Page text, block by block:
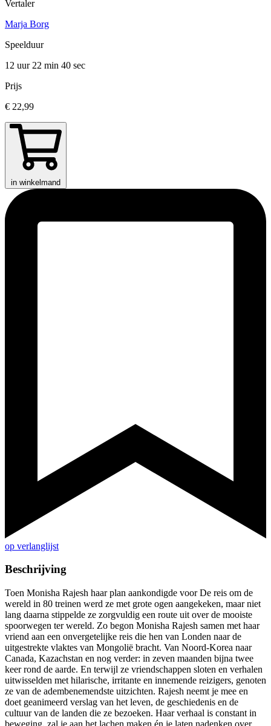
Vertaler
Marja Borg
Speelduur
12 uur 22 min 40 sec
Prijs
€ 22,99
in winkelmand
op verlanglijst
Beschrijving
Toen Monisha Rajesh haar plan aankondigde voor De reis om de
wereld in 80 treinen werd ze met grote ogen aangekeken, maar niet
lang daarna stippelde ze zorgvuldig een route uit over de mooiste
spoorwegen ter wereld. Zo begon Monisha Rajesh samen met haar
vriend aan een onvergetelijke reis die hen van Londen naar de
uitgestrekte vlaktes van Mongolië bracht. Van Noord-Korea naar
Canada, Kazachstan en nog verder: in zeven maanden bijna twee
keer rond de aarde. En terwijl ze vriendschappen sloten en verhalen
uitwisselden met hilarische, irritante en innemende reizigers, genoten
ze van de adembenemendste uitzichten. Rajesh neemt je mee en
doet geanimeerd verslag van het leven, de geschiedenis en de
cultuur van de landen die ze bezoeken. Haar verhaal is constant in